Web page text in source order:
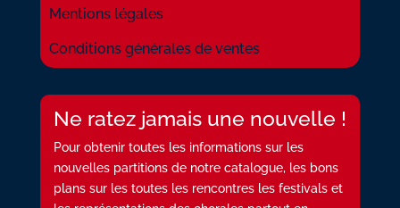
Mentions légales
Conditions générales de ventes
Ne ratez jamais une nouvelle !
Pour obtenir toutes les informations sur les
nouvelles partitions de notre catalogue, les bons
plans sur les toutes les rencontres les festivals et